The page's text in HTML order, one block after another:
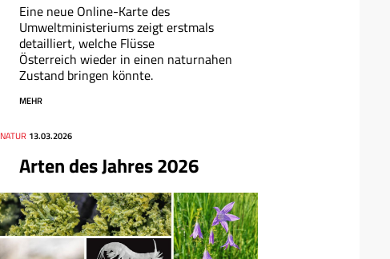
Eine neue Online-Karte des
Umweltministeriums zeigt erstmals
detailliert, welche Flüsse
Österreich wieder in einen naturnahen
Zustand bringen könnte.
MEHR
Arten des Jahres 2026
Thema
NATUR
Datum 13.03.2026